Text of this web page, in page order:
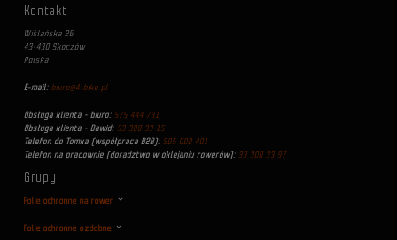
Kontakt
Wiślańska 26
43-430 Skoczów
Polska
E-mail: biuro@4-bike.pl
Obsługa klienta - biuro: 575 444 731
Obsługa klienta - Dawid: 33 300 33 15
Telefon do Tomka (współpraca B2B): 505 002 401
Telefon na pracownie (doradztwo w oklejaniu rowerów): 33 300 33 97
Grupy
Folie ochronne na rower
Folie ochronne ozdobne